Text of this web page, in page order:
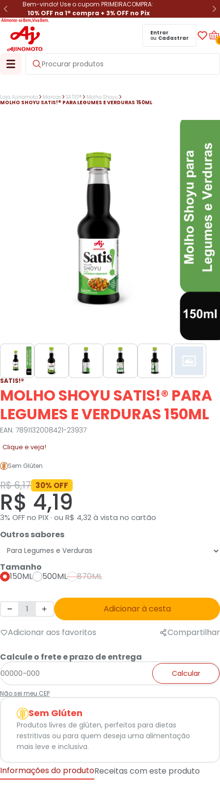
Bem-vindo! Use o cupom PRIMEIRACOMPRA:
10% OFF na 1ª compra + 3% OFF no Pix
Entrar
ou Cadastrar
Loja Ajinomoto Marcas SATIS!® Molho Shoyu
MOLHO SHOYU SATIS!® PARA LEGUMES E VERDURAS 150ML
SATIS!®
MOLHO SHOYU SATIS!® PARA
LEGUMES E VERDURAS 150ML
EAN: 7891132008421-23937
Clique e veja!
Sem Glúten
R$ 6,17 30% OFF
R$ 4,19
3% OFF no PIX · ou R$ 4,32 à vista no cartão
Outros sabores
Tamanho
150ML
500ML 870ML
Adicionar à cesta
Adicionar aos favoritos Compartilhar
Calcule o frete e prazo de entrega
Calcular
Não sei meu CEP
Sem Glúten
Produtos livres de glúten, perfeitos para dietas
restritivas ou para quem deseja uma alimentação
mais leve e inclusiva.
Informações do produtoReceitas com este produto